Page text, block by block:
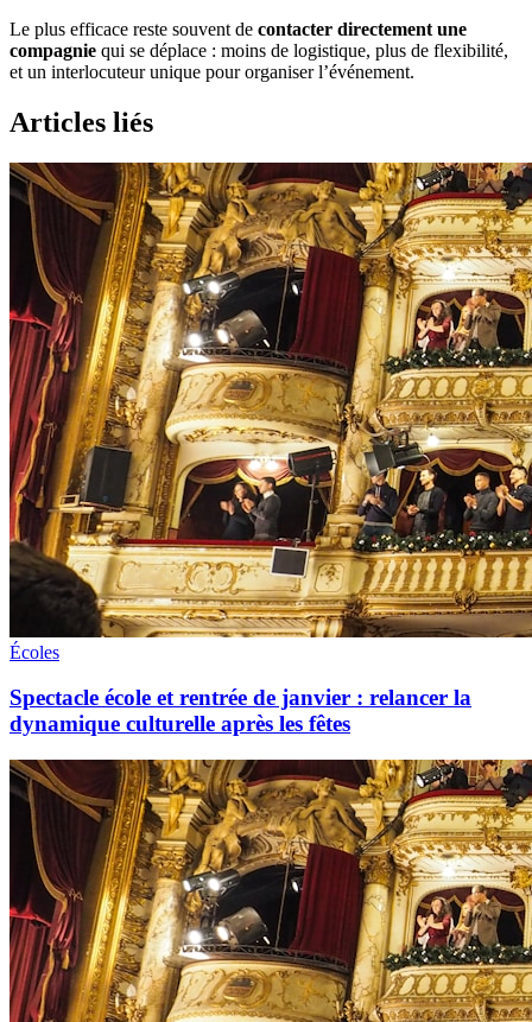
Le plus efficace reste souvent de contacter directement une
compagnie qui se déplace : moins de logistique, plus de flexibilité,
et un interlocuteur unique pour organiser l’événement.
Articles liés
Écoles
Spectacle école et rentrée de janvier : relancer la
dynamique culturelle après les fêtes